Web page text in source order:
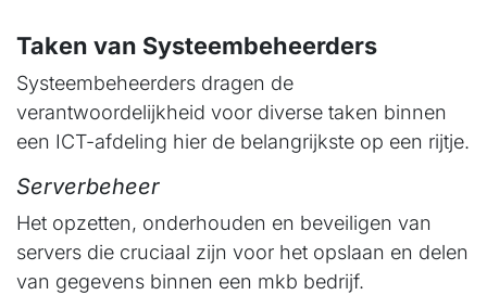
Taken van Systeembeheerders
Systeembeheerders dragen de
verantwoordelijkheid voor diverse taken binnen
een ICT-afdeling hier de belangrijkste op een rijtje.
Serverbeheer
Het opzetten, onderhouden en beveiligen van
servers die cruciaal zijn voor het opslaan en delen
van gegevens binnen een mkb bedrijf.